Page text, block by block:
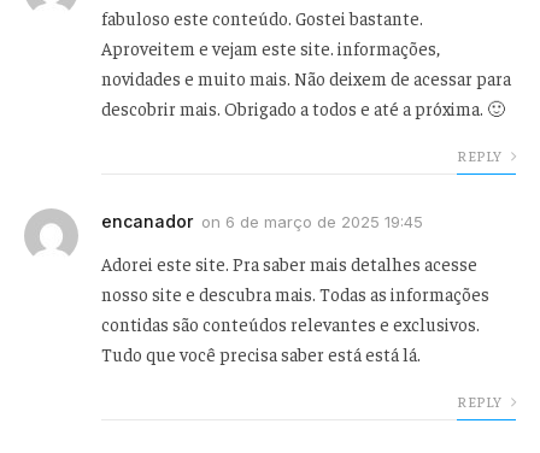
fabuloso este conteúdo. Gostei bastante.
Aproveitem e vejam este site. informações,
novidades e muito mais. Não deixem de acessar para
descobrir mais. Obrigado a todos e até a próxima. 🙂
REPLY
encanador on 6 de março de 2025 19:45
Adorei este site. Pra saber mais detalhes acesse
nosso site e descubra mais. Todas as informações
contidas são conteúdos relevantes e exclusivos.
Tudo que você precisa saber está está lá.
REPLY